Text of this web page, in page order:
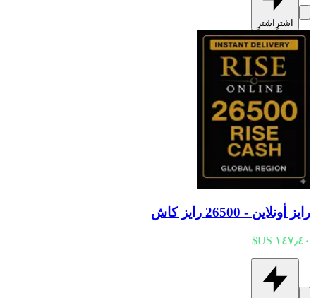
اشترِ اشترِ
رايز أونلاين - 26500 رايز كاش